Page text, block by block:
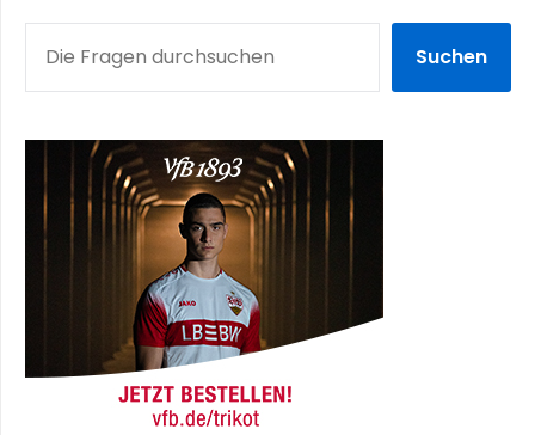
Suchen